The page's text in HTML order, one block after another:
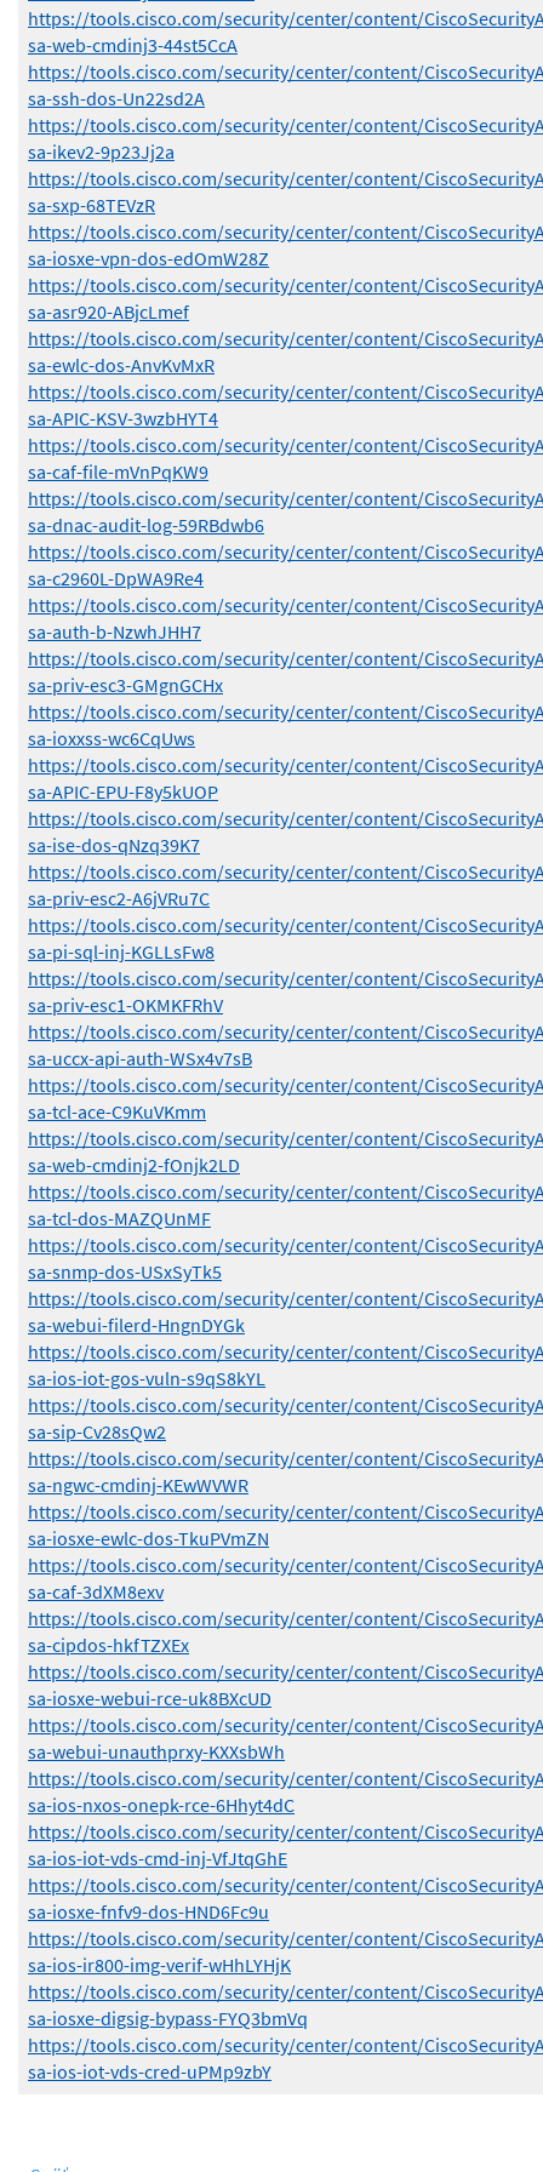
https://tools.cisco.com/security/center/content/
sa-web-cmdinj3-44st5CcA
https://tools.cisco.com/security/center/content/
sa-ssh-dos-Un22sd2A
https://tools.cisco.com/security/center/content/
sa-ikev2-9p23Jj2a
https://tools.cisco.com/security/center/content/
sa-sxp-68TEVzR
https://tools.cisco.com/security/center/content/
sa-iosxe-vpn-dos-edOmW28Z
https://tools.cisco.com/security/center/content/
sa-asr920-ABjcLmef
https://tools.cisco.com/security/center/content/
sa-ewlc-dos-AnvKvMxR
https://tools.cisco.com/security/center/content/
sa-APIC-KSV-3wzbHYT4
https://tools.cisco.com/security/center/content/
sa-caf-file-mVnPqKW9
https://tools.cisco.com/security/center/content/
sa-dnac-audit-log-59RBdwb6
https://tools.cisco.com/security/center/content/
sa-c2960L-DpWA9Re4
https://tools.cisco.com/security/center/content/
sa-auth-b-NzwhJHH7
https://tools.cisco.com/security/center/content/
sa-priv-esc3-GMgnGCHx
https://tools.cisco.com/security/center/content/
sa-ioxxss-wc6CqUws
https://tools.cisco.com/security/center/content/
sa-APIC-EPU-F8y5kUOP
https://tools.cisco.com/security/center/content/
sa-ise-dos-qNzq39K7
https://tools.cisco.com/security/center/content/
sa-priv-esc2-A6jVRu7C
https://tools.cisco.com/security/center/content/
sa-pi-sql-inj-KGLLsFw8
https://tools.cisco.com/security/center/content/
sa-priv-esc1-OKMKFRhV
https://tools.cisco.com/security/center/content/
sa-uccx-api-auth-WSx4v7sB
https://tools.cisco.com/security/center/content/
sa-tcl-ace-C9KuVKmm
https://tools.cisco.com/security/center/content/
sa-web-cmdinj2-fOnjk2LD
https://tools.cisco.com/security/center/content/
sa-tcl-dos-MAZQUnMF
https://tools.cisco.com/security/center/content/
sa-snmp-dos-USxSyTk5
https://tools.cisco.com/security/center/content/
sa-webui-filerd-HngnDYGk
https://tools.cisco.com/security/center/content/
sa-ios-iot-gos-vuln-s9qS8kYL
https://tools.cisco.com/security/center/content/
sa-sip-Cv28sQw2
https://tools.cisco.com/security/center/content/
sa-ngwc-cmdinj-KEwWVWR
https://tools.cisco.com/security/center/content/
sa-iosxe-ewlc-dos-TkuPVmZN
https://tools.cisco.com/security/center/content/
sa-caf-3dXM8exv
https://tools.cisco.com/security/center/content/
sa-cipdos-hkfTZXEx
https://tools.cisco.com/security/center/content/
sa-iosxe-webui-rce-uk8BXcUD
https://tools.cisco.com/security/center/content/
sa-webui-unauthprxy-KXXsbWh
https://tools.cisco.com/security/center/content/
sa-ios-nxos-onepk-rce-6Hhyt4dC
https://tools.cisco.com/security/center/content/
sa-ios-iot-vds-cmd-inj-VfJtqGhE
https://tools.cisco.com/security/center/content/
sa-iosxe-fnfv9-dos-HND6Fc9u
https://tools.cisco.com/security/center/content/
sa-ios-ir800-img-verif-wHhLYHjK
https://tools.cisco.com/security/center/content/
sa-iosxe-digsig-bypass-FYQ3bmVq
https://tools.cisco.com/security/center/content/
sa-ios-iot-vds-cred-uPMp9zbY